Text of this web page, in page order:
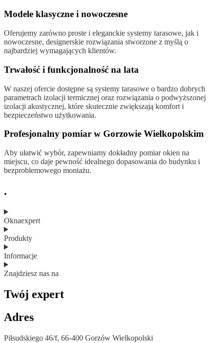
Modele klasyczne i nowoczesne
Oferujemy zarówno proste i eleganckie systemy tarasowe, jak i
nowoczesne, designerskie rozwiązania stworzone z myślą o
najbardziej wymagających klientów.
Trwałość i funkcjonalność na lata
W naszej ofercie dostępne są systemy tarasowe o bardzo dobrych
parametrach izolacji termicznej oraz rozwiązania o podwyższonej
izolacji akustycznej, które skutecznie zwiększają komfort i
bezpieczeństwo użytkowania.
Profesjonalny pomiar w Gorzowie Wielkopolskim
Aby ułatwić wybór, zapewniamy dokładny pomiar okien na
miejscu, co daje pewność idealnego dopasowania do budynku i
bezproblemowego montażu.
.
Oknaexpert
Produkty
Informacje
Znajdziesz nas na
Twój expert
Adres
Piłsudskiego 46/f, 66-400 Gorzów Wielkopolski